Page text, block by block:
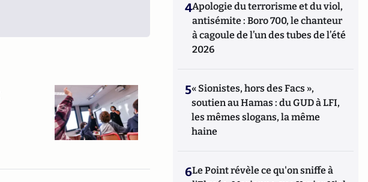
4Apologie du terrorisme et du viol,
antisémite : Boro 700, le chanteur
à cagoule de l’un des tubes de l’été
2026
5« Sionistes, hors des Facs »,
soutien au Hamas : du GUD à LFI,
les mêmes slogans, la même
haine
6Le Point révèle ce qu'on sniffe à